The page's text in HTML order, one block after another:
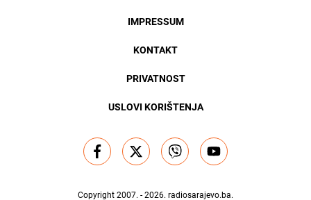
IMPRESSUM
KONTAKT
PRIVATNOST
USLOVI KORIŠTENJA
Copyright 2007. - 2026. radiosarajevo.ba.